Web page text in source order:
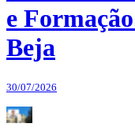
e
Beja
30/07/2026